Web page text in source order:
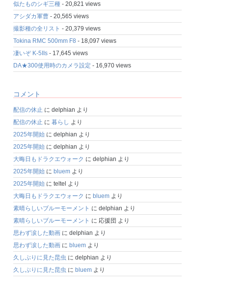
似たものシギ三種- 20,821 views
アシダカ軍曹- 20,565 views
撮影種の全リスト - 20,379 views
Tokina RMC 500mm F8 - 18,097 views
凄いぞ K-5IIs- 17,645 views
DA★300使用時のカメラ設定 - 16,970 views
コメント
配信の休止 に delphian より
配信の休止 に 暮らし より
2025年開始に delphian より
2025年開始に delphian より
大晦日もドラクエウォーク に delphian より
2025年開始に bluemより
2025年開始に teltel より
大晦日もドラクエウォーク に bluemより
素晴らしいブルーモーメント に delphian より
素晴らしいブルーモーメント に 応援団 より
思わず涙した動画に delphian より
思わず涙した動画に bluemより
久しぶりに見た昆虫 に delphian より
久しぶりに見た昆虫 に bluemより